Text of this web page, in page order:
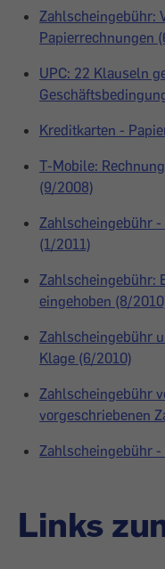
Zahlscheingebühr:
Papierrechnungen
UPC: 22 Klauseln
Kreditkarten -
T-Mobile:
(9/2008)
Zahlscheingebühr
(1/2011)
Zahlscheingebühr:
eingehoben (8/
Zahlscheingebühr
Klage (6/2010)
Zahlscheingebühr
vorgeschriebenen
Zahlscheingebühr
Links